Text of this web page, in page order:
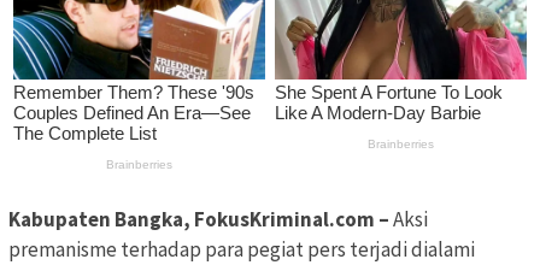
Kabupaten Bangka, FokusKriminal.com –Aksi
premanisme terhadap para pegiat pers terjadi dialami